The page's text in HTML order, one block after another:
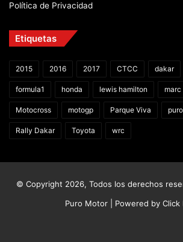
Política de Privacidad
Etiquetas
2015 2016 2017 CTCC dakar
formula1 honda lewis hamilton marc
Motocross motogp Parque Viva
Rally Dakar Toyota wrc
© Copyright 2026, Todos los derechos
Puro Motor | Powered by Click